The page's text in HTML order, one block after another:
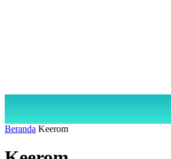
Beranda Keerom